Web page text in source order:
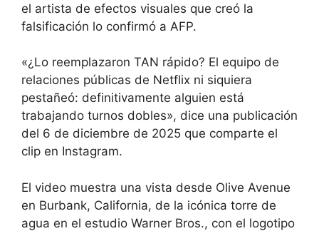
el artista de efectos visuales que creó la
falsificación lo confirmó a AFP.
«¿Lo reemplazaron TAN rápido? El equipo de
relaciones públicas de Netflix ni siquiera
pestañeó: definitivamente alguien está
trabajando turnos dobles», dice una publicación
del 6 de diciembre de 2025 que comparte el
clip en Instagram.
El video muestra una vista desde Olive Avenue
en Burbank, California, de la icónica torre de
agua en el estudio Warner Bros., con el logotipo